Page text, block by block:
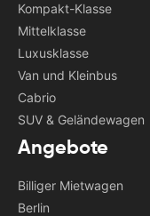
Kompakt-Klasse
Mittelklasse
Luxusklasse
Van und Kleinbus
Cabrio
SUV & Geländewagen
Angebote
Billiger Mietwagen
Berlin